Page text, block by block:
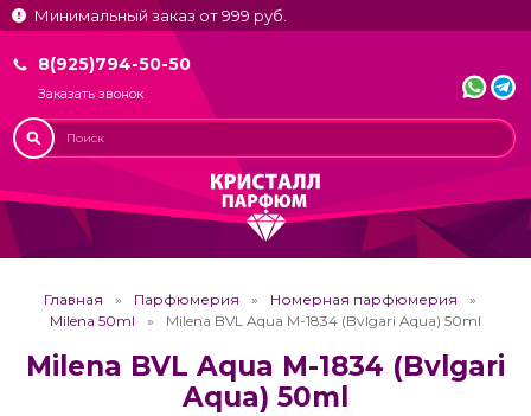
Минимальный заказ от 999 руб.
8(925)794-50-50
Заказать звонок
Главная Парфюмерия
Номерная парфюмерия
Milena 50ml
Milena BVL Aqua M-1834 (Bvlgari Aqua) 50ml
Milena BVL Aqua M-1834 (Bvlgari
Aqua) 50ml